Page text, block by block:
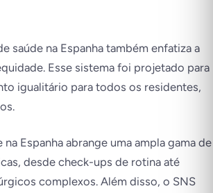
saúde na Espanha também enfatiza a
Esse sistema foi projetado para
igualitário para todos os residentes,
Espanha abrange uma ampla gama de
desde check-ups de rotina até
complexos. Além disso, o SNS